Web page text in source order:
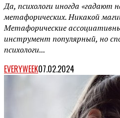
Да, психологи иногда «гадают
метафорических. Никакой
Метафорические
инструмент популярный, но
психологи...
EVERYWEEK07.02.2024